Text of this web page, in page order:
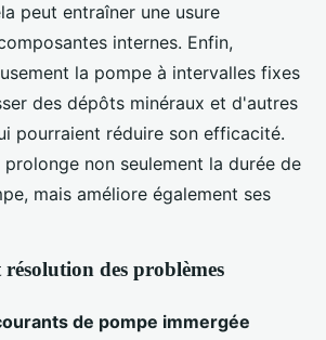
peut entraîner une usure
internes. Enfin,
la pompe à intervalles fixes
des dépôts minéraux et d'autres
pourraient réduire son efficacité.
non seulement la durée de
mais améliore également ses
des problèmes
de pompe immergée